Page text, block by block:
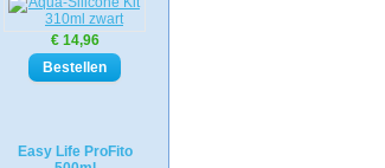
€ 14,96
Easy Life ProFito